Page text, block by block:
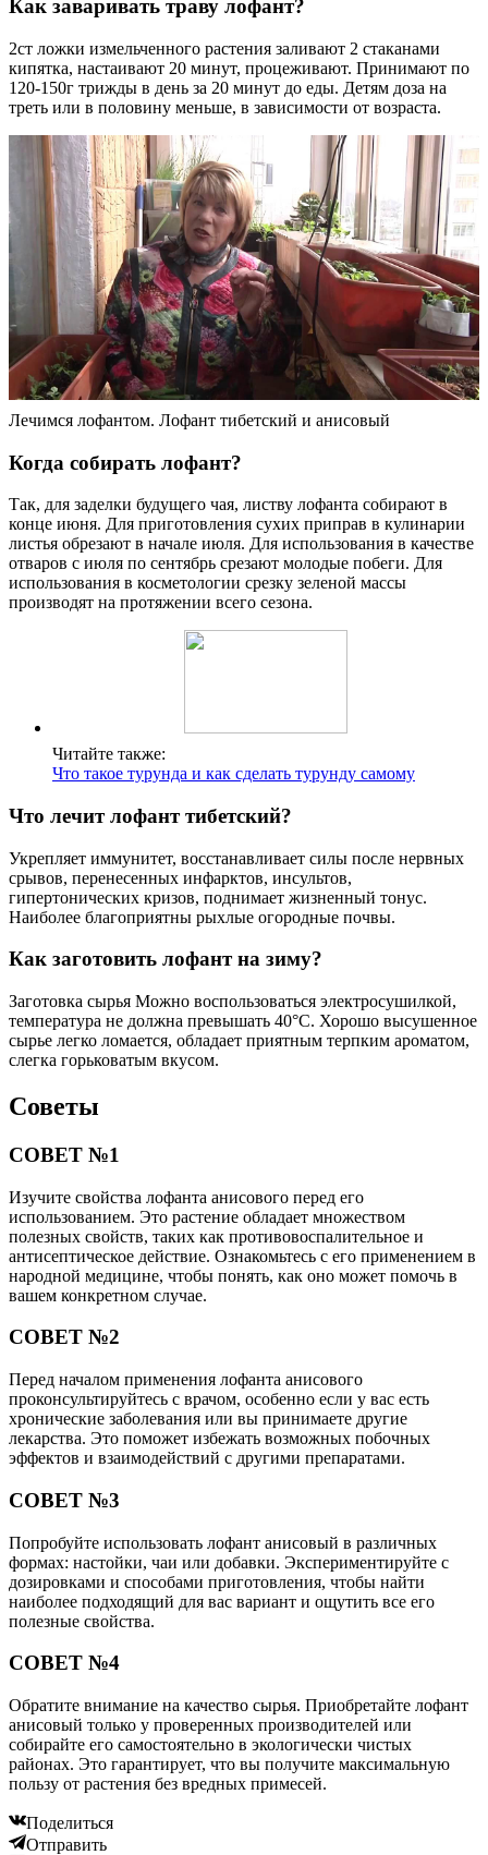
Как заваривать траву лофант?
2ст ложки измельченного растения заливают 2 стаканами
кипятка, настаивают 20 минут, процеживают. Принимают по
120-150г трижды в день за 20 минут до еды. Детям доза на
треть или в половину меньше, в зависимости от возраста.
Лечимся лофантом. Лофант тибетский и анисовый
Когда собирать лофант?
Так, для заделки будущего чая, листву лофанта собирают в
конце июня. Для приготовления сухих приправ в кулинарии
листья обрезают в начале июля. Для использования в качестве
отваров с июля по сентябрь срезают молодые побеги. Для
использования в косметологии срезку зеленой массы
производят на протяжении всего сезона.
Читайте также:
Что такое турунда и как сделать турунду самому
Что лечит лофант тибетский?
Укрепляет иммунитет, восстанавливает силы после нервных
срывов, перенесенных инфарктов, инсультов,
гипертонических кризов, поднимает жизненный тонус.
Наиболее благоприятны рыхлые огородные почвы.
Как заготовить лофант на зиму?
Заготовка сырья Можно воспользоваться электросушилкой,
температура не должна превышать 40°С. Хорошо высушенное
сырье легко ломается, обладает приятным терпким ароматом,
слегка горьковатым вкусом.
Советы
СОВЕТ №1
Изучите свойства лофанта анисового перед его
использованием. Это растение обладает множеством
полезных свойств, таких как противовоспалительное и
антисептическое действие. Ознакомьтесь с его применением в
народной медицине, чтобы понять, как оно может помочь в
вашем конкретном случае.
СОВЕТ №2
Перед началом применения лофанта анисового
проконсультируйтесь с врачом, особенно если у вас есть
хронические заболевания или вы принимаете другие
лекарства. Это поможет избежать возможных побочных
эффектов и взаимодействий с другими препаратами.
СОВЕТ №3
Попробуйте использовать лофант анисовый в различных
формах: настойки, чаи или добавки. Экспериментируйте с
дозировками и способами приготовления, чтобы найти
наиболее подходящий для вас вариант и ощутить все его
полезные свойства.
СОВЕТ №4
Обратите внимание на качество сырья. Приобретайте лофант
анисовый только у проверенных производителей или
собирайте его самостоятельно в экологически чистых
районах. Это гарантирует, что вы получите максимальную
пользу от растения без вредных примесей.
Поделиться
Отправить